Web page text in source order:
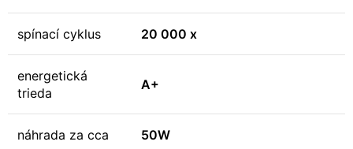
spínací cyklus 20 000 x
energetická
trieda
A+
náhrada za cca 50W